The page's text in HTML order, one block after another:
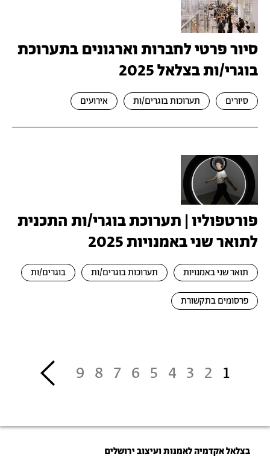
סיור פרטי לחברות וארגונים בתערוכת
בוגרי/ות בצלאל 2025
סיורים תערוכות בוגרים/ות אירועים
פורטפוליו | תערוכת בוגרי/ות התכנית
לתואר שני באמנויות 2025
תואר שני באמנויות תערוכות בוגרים/ות בוגרים/ות
פרסומים בתקשורת
1
2
3
4
5
6
7
8
9
››
בצלאל אקדמיה לאמנות ועיצוב ירושלים